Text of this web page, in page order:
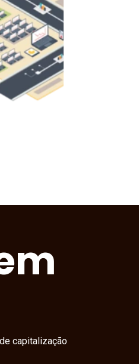
capitalização